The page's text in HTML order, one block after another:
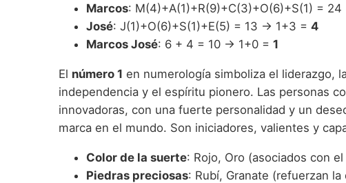
Marcos: M(4)+A(1)+R(9)+C(3)+O(6)+S(1) =
José: J(1)+O(6)+S(1)+E(5) = 13 → 1+3 = 4
Marcos José: 6 + 4 = 10 → 1+0 = 1
El número 1 en numerología simboliza el liderazgo,
independencia y el espíritu pionero. Las personas
innovadoras, con una fuerte personalidad y un
marca en el mundo. Son iniciadores, valientes y
Color de la suerte: Rojo, Oro (asociados con
Piedras preciosas: Rubí, Granate (refuerzan